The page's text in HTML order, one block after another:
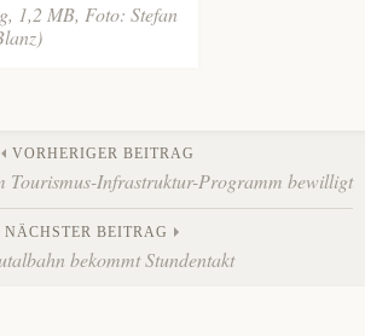
1,2 MB, Foto: Stefan
in
Mobilität,
Presse
Startseite
VORHERIGER BEITRAG
Tourismus-Infrastruktur-Programm bewilligt
NÄCHSTER BEITRAG
bekommt Stundentakt